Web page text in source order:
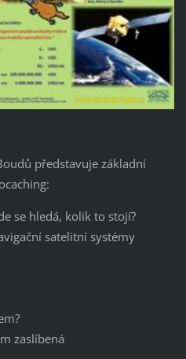
představuje základní
se hledá, kolik to stojí?
satelitní systémy
zaslíbená